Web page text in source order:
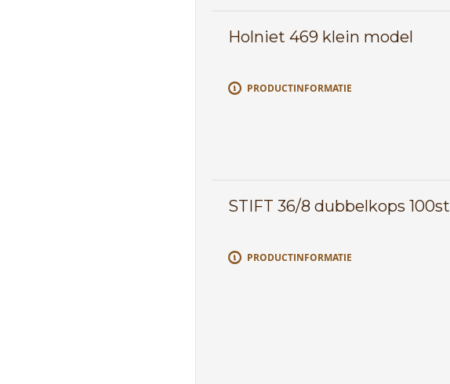
Holniet 469 klein model
PRODUCTINFORMATIE
STIFT 36/8 dubbelkops 100st
PRODUCTINFORMATIE